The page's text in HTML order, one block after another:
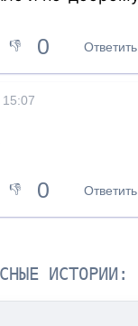
👎 0 Ответить
👎 0 Ответить
ИСТОРИИ: